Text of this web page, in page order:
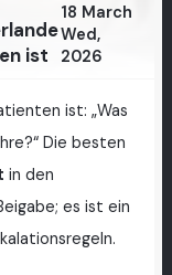
ist
18 March
Wed,
2026
ist: „Was
Die besten
in den
es ist ein